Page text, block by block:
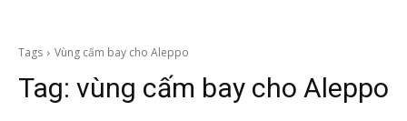
Tags Vùng cấm bay cho Aleppo
Tag: vùng cấm bay cho Aleppo